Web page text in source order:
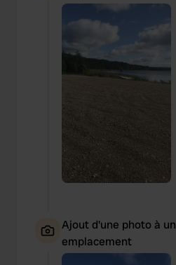
Ajout d'une photo à un
emplacement